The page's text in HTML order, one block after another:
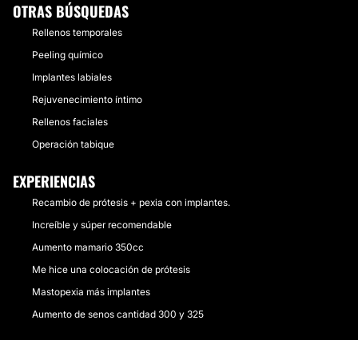
OTRAS BÚSQUEDAS
Rellenos temporales
Peeling químico
Implantes labiales
Rejuvenecimiento íntimo
Rellenos faciales
Operación tabique
EXPERIENCIAS
Recambio de prótesis + pexia con implantes.
Increíble y súper recomendable
Aumento mamario 350cc
Me hice una colocación de prótesis
Mastopexia más implantes
Aumento de senos cantidad 300 y 325